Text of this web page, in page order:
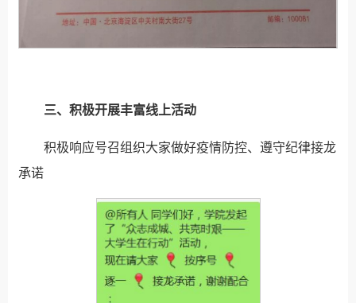
三、积极开展丰富线上活动
积极响应号召组织大家做好疫情防控、遵守纪律接龙
承诺